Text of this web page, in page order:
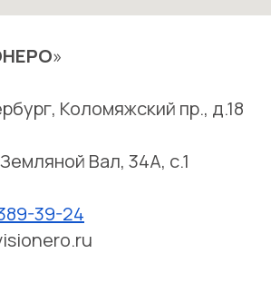
»
Коломяжский пр., д.18
Вал, 34А, с.1
39-24